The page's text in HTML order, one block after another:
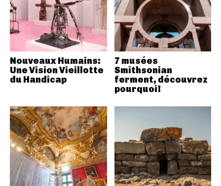
Nouveaux Humains:
Une Vision Vieillotte
du Handicap
7 musées
Smithsonian
ferment, découvrez
pourquoi!